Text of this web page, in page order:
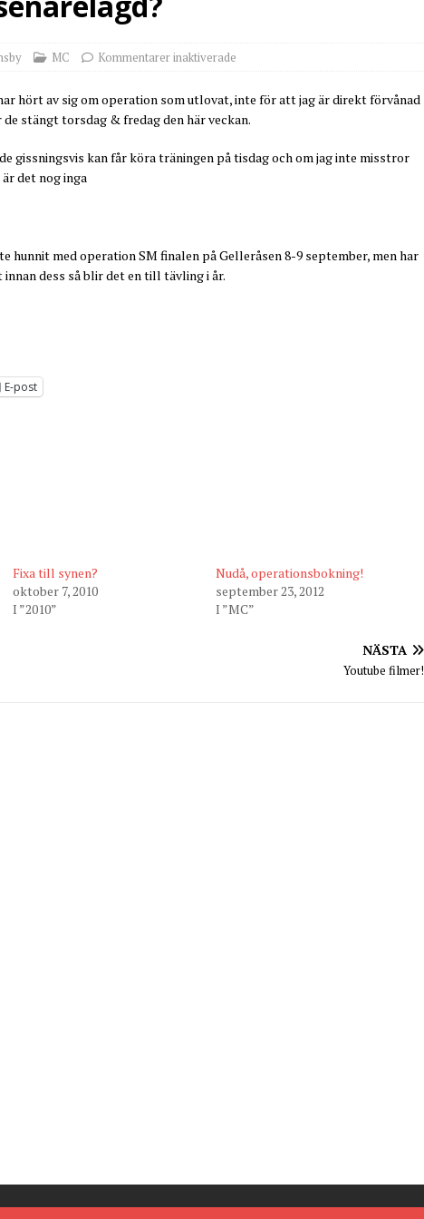
Stensby Trackdays 2026 Fullbokat – tack för ert stora intresse!
MC Kommentarer inaktiverade
hört av sig om operation som utlovat, inte för att jag är direkt förvånad
stängt torsdag & fredag den här veckan.
gissningsvis kan får köra träningen på tisdag och om jag inte misstror
det nog inga
hunnit med operation SM finalen på Gelleråsen 8-9 september, men har
dess så blir det en till tävling i år.
E-post
Fixa till synen?
oktober 7, 2010
I ”2010”
Nudå, operationsbokning!
september 23, 2012
I ”MC”
NÄSTA
Youtube filmer!